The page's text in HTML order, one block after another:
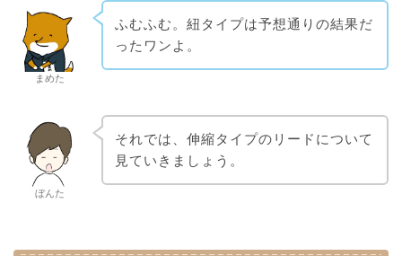
まめた
ふむふむ。紐タイプは予想通りの結果だ
ったワンよ。
ぼんた
それでは、伸縮タイプのリードについて
見ていきましょう。